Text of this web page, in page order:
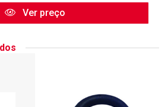
Ver preço